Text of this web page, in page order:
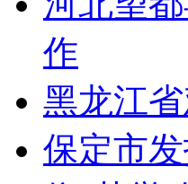
作
黑龙江
保定市